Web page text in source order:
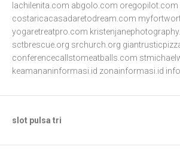
lachilenita.com abgolo.com oregopilot.com
costaricacasadaretodream.com
yogaretreatpro.com
sctbrescue.org srchurch.org
conferencecallstomeatballs.com
keamananinformasi.id zonainformasi.id
slot pulsa tri